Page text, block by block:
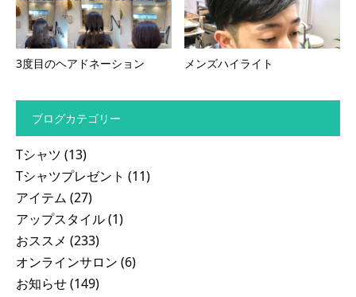
3度目のヘアドネーション メンズハイライト
ブログカテゴリー
Tシャツ (13)
Tシャツプレゼント (11)
アイテム (27)
アップスタイル(1)
おススメ (233)
オンラインサロン (6)
お知らせ(149)